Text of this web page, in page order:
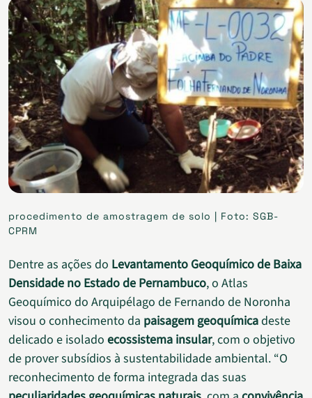
procedimento de amostragem de solo | Foto: SGB-
CPRM
Dentre as ações do Levantamento Geoquímico de Baixa
Densidade no Estado de Pernambuco, o Atlas
Geoquímico do Arquipélago de Fernando de Noronha
visou o conhecimento da paisagem geoquímicadeste
delicado e isolado ecossistema insular, com o objetivo
de prover subsídios à sustentabilidade ambiental. “O
reconhecimento de forma integrada das suas